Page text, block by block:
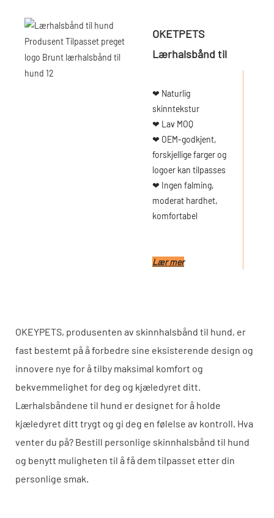
OKETPETS
Lærhalsbånd til
❤ Naturlig
skinntekstur
❤ Lav MOQ
❤ OEM-godkjent,
forskjellige farger og
logoer kan tilpasses
❤ Ingen falming,
moderat hardhet,
komfortabel
Lær mer
OKEYPETS, produsenten av skinnhalsbånd til hund, er
fast bestemt på å forbedre sine eksisterende design og
innovere nye for å tilby maksimal komfort og
bekvemmelighet for deg og kjæledyret ditt.
Lærhalsbåndene til hund er designet for å holde
kjæledyret ditt trygt og gi deg en følelse av kontroll. Hva
venter du på? Bestill personlige skinnhalsbånd til hund
og benytt muligheten til å få dem tilpasset etter din
personlige smak.